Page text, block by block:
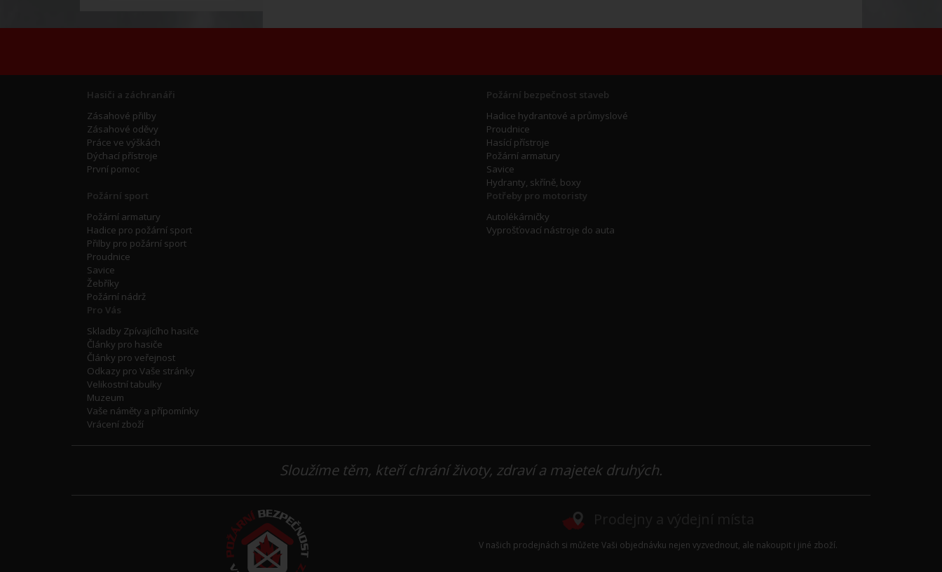
Hasiči a záchranáři
Zásahové přilby
Zásahové oděvy
Práce ve výškách
Dýchací přístroje
První pomoc
Požární bezpečnost staveb
Hadice hydrantové a průmyslové
Proudnice
Hasící přístroje
Požární armatury
Savice
Hydranty, skříně, boxy
Požární sport
Požární armatury
Hadice pro požární sport
Přilby pro požární sport
Proudnice
Savice
Žebříky
Požární nádrž
Potřeby pro motoristy
Autolékárničky
Vyprošťovací nástroje do auta
Pro Vás
Skladby Zpívajícího hasiče
Články pro hasiče
Články pro veřejnost
Odkazy pro Vaše stránky
Velikostní tabulky
Muzeum
Vaše náměty a přípomínky
Vrácení zboží
Sloužíme těm, kteří chrání životy, zdraví a majetek druhých.
V našich prodejnách si můžete Vaši objednávku nejen vyzvednout, ale nakoupit i jiné zboží.